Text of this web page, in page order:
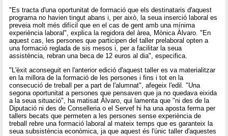
"Es tracta d'una oportunitat de formació que els destinataris d'aquest
programa no havien tingut abans i, per això, la seua inserció laboral es
preveia molt més difícil que en el cas de gent amb una mínima
experiència laboral", explica la regidora del àrea, Mònica Àlvaro. "En
aquest cas, les persones que participen del taller prelaboral opten a
una formació reglada de sis mesos i, per a facilitar la seua
assistència, rebran una beca de 12 euros al dia", especifica.
"L'èxit aconseguit en l'anterior edició d'aquest taller es va materialitzar
en la millora de la formació de les persones i fins i tot en la
consecució de treball per a part de l'alumnat", afegeix l'edil. "Una
segona oportunitat a persones que pensaven que ja no quedava eixida
a la seua situació", ha matisat Àlvaro, qui lamenta que "ni des de la
Diputació ni des de Conselleria o el Servef hi ha una aposta ferma per
tallers becats que permeten a les persones sense experiència de
treball rebre una formació laboral al mateix temps que es garanteix la
seua subsistència econòmica, ja que aquest és l'únic taller d'aquestes